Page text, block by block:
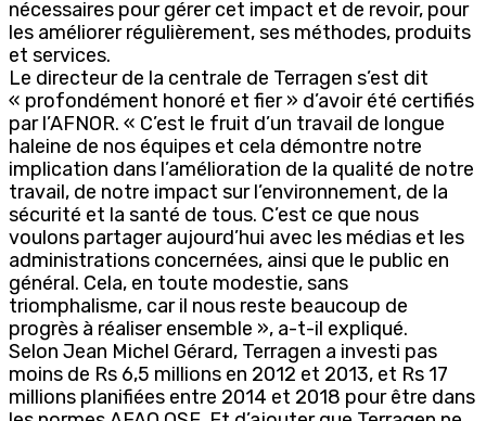
nécessaires pour gérer cet impact et de revoir, pour
les améliorer régulièrement, ses méthodes, produits
et services.
Le directeur de la centrale de Terragen s’est dit
« profondément honoré et fier » d’avoir été certifiés
par l’AFNOR. « C’est le fruit d’un travail de longue
haleine de nos équipes et cela démontre notre
implication dans l’amélioration de la qualité de notre
travail, de notre impact sur l’environnement, de la
sécurité et la santé de tous. C’est ce que nous
voulons partager aujourd’hui avec les médias et les
administrations concernées, ainsi que le public en
général. Cela, en toute modestie, sans
triomphalisme, car il nous reste beaucoup de
progrès à réaliser ensemble », a-t-il expliqué.
Selon Jean Michel Gérard, Terragen a investi pas
moins de Rs 6,5 millions en 2012 et 2013, et Rs 17
millions planifiées entre 2014 et 2018 pour être dans